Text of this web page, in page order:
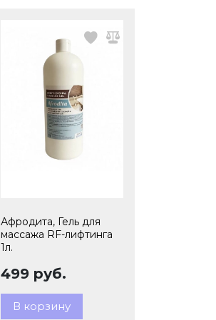
Афродита, Гель для
массажа RF-лифтинга
1л.
499 руб.
В корзину